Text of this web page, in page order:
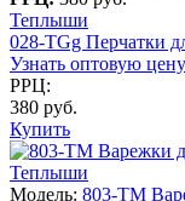
Теплыши
028-TGg Перчатки
Узнать оптовую цену
РРЦ:
380 руб.
Купить
Теплыши
Модель: 803-TM